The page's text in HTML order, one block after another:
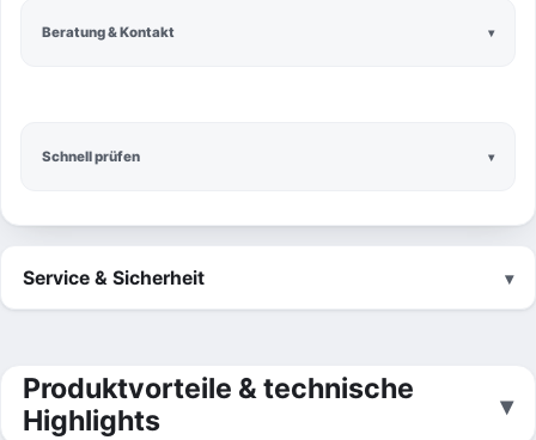
Schnell prüfen
Beratung & Kontakt
Service & Sicherheit
Produktvorteile & technische
Highlights